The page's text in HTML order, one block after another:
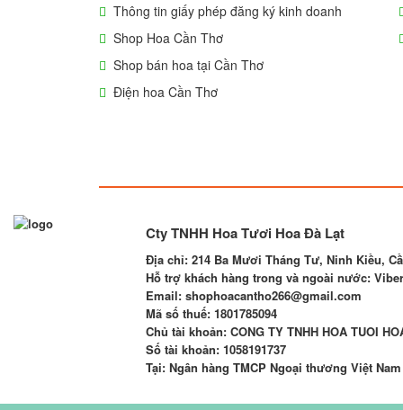
Thông tin giấy phép đăng ký kinh doanh
Shop Hoa Cần Thơ
Shop bán hoa tại Cần Thơ
Điện hoa Cần Thơ
Cty TNHH Hoa Tươi Hoa Đà Lạt
Địa chỉ: 214 Ba Mươi Tháng Tư, Ninh Kiều,
Hỗ trợ khách hàng trong và ngoài nước:
Email: shophoacantho266@gmail.com
Mã số thuế: 1801785094
Chủ tài khoản: CONG TY TNHH HOA TUOI
Số tài khoản: 1058191737
Tại: Ngân hàng TMCP Ngoại thương Việt